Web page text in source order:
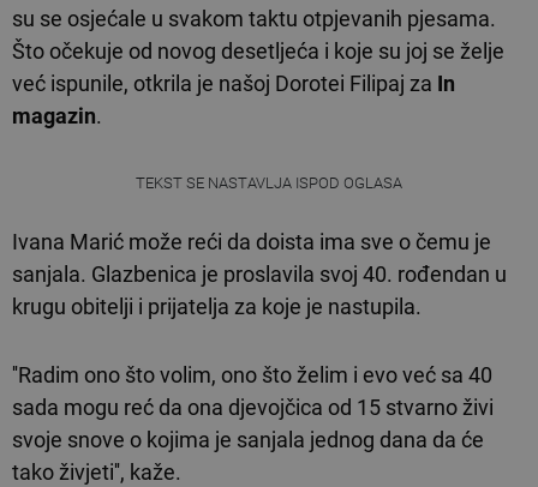
su se osjećale u svakom taktu otpjevanih pjesama.
Što očekuje od novog desetljeća i koje su joj se želje
već ispunile, otkrila je našoj Dorotei Filipaj za In
magazin.
TEKST SE NASTAVLJA ISPOD OGLASA
Ivana Marić može reći da doista ima sve o čemu je
sanjala. Glazbenica je proslavila svoj 40. rođendan u
krugu obitelji i prijatelja za koje je nastupila.
''Radim ono što volim, ono što želim i evo već sa 40
sada mogu reć da ona djevojčica od 15 stvarno živi
svoje snove o kojima je sanjala jednog dana da će
tako živjeti'', kaže.